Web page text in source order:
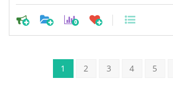
0
1 2 3 4 5